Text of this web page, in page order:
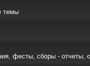
темы
фесты, сборы - отчеты,